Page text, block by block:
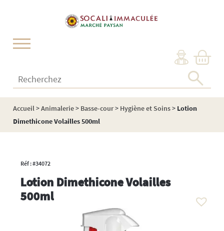
Recherchez :
Accueil>Animalerie> Basse-cour> Hygiène et Soins> Lotion
Dimethicone Volailles 500ml
Réf : #34072
Lotion Dimethicone Volailles
500ml